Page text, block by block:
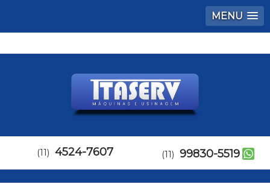
MENU
(11) 4524-7607 (11) 99830-5519